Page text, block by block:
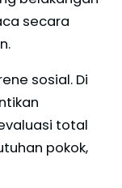
secara
sosial. Di
total
pokok,